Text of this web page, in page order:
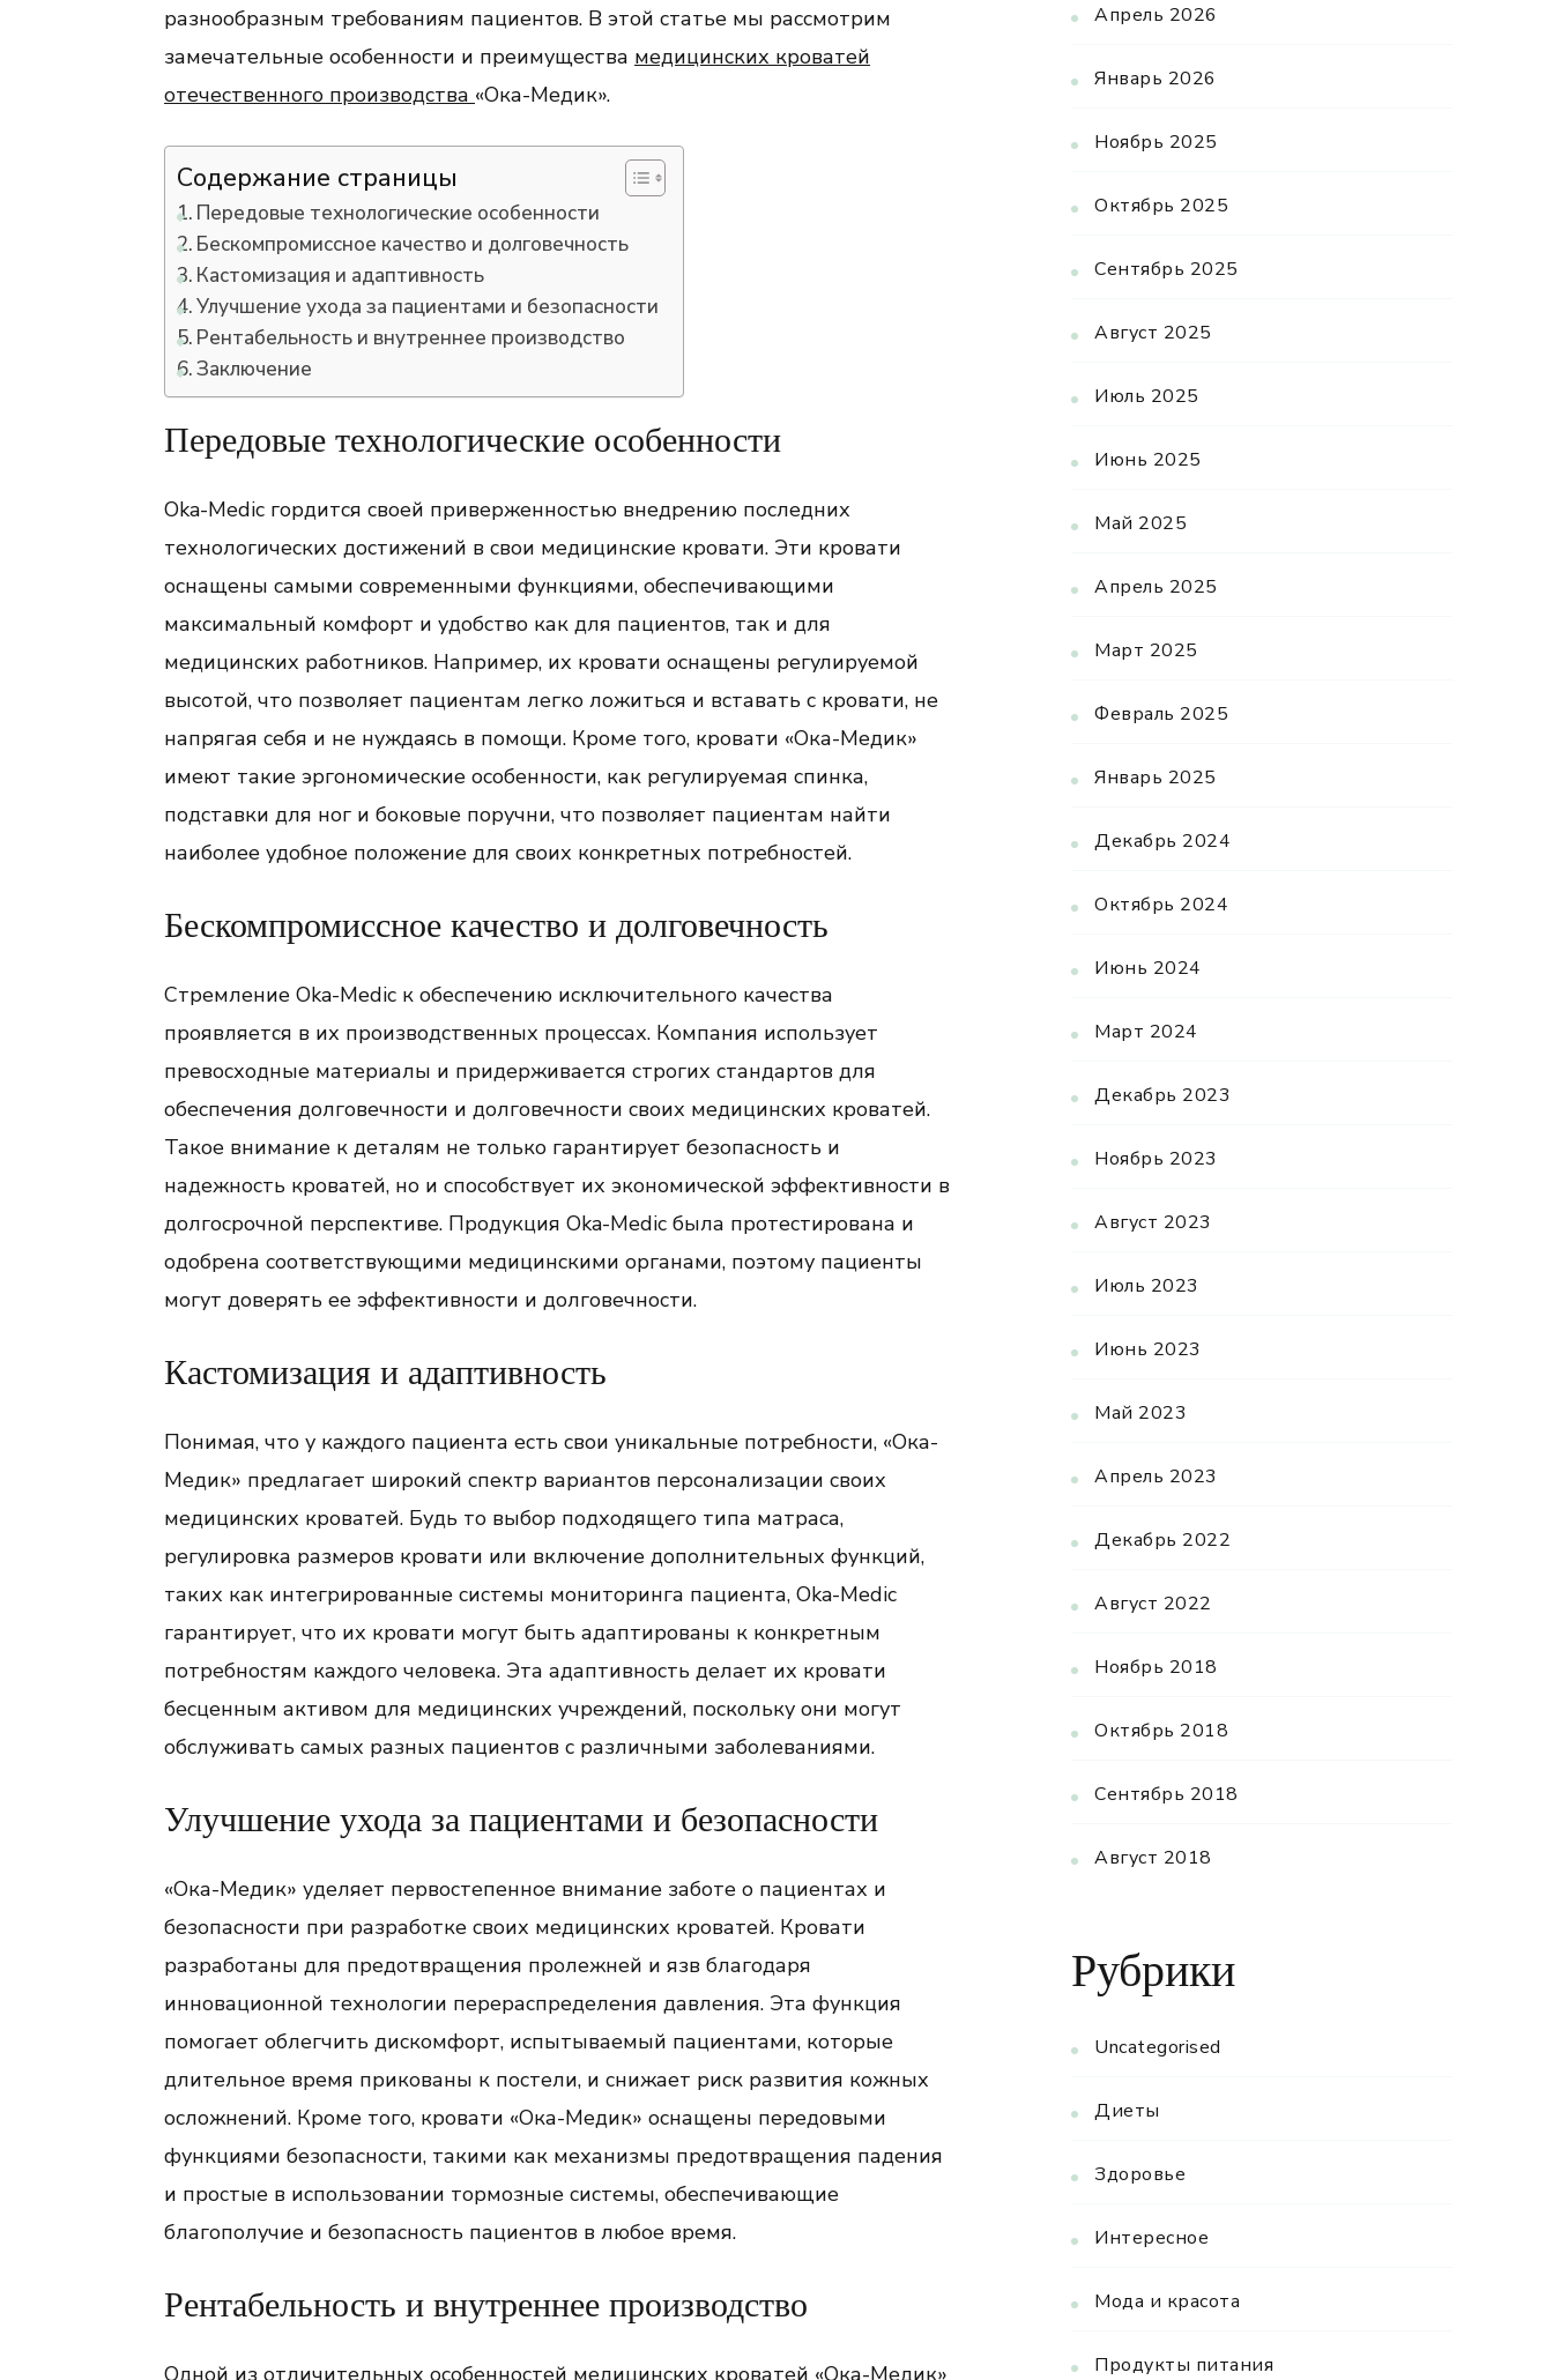
разнообразным требованиям пациентов. В этой статье мы рассмотрим
замечательные особенности и преимущества медицинских кроватей
отечественного производства «Ока-Медик».
Содержание страницы
Передовые технологические особенности
Бескомпромиссное качество и долговечность
Кастомизация и адаптивность
Улучшение ухода за пациентами и безопасности
Рентабельность и внутреннее производство
Заключение
Передовые технологические особенности
Oka-Medic гордится своей приверженностью внедрению последних
технологических достижений в свои медицинские кровати. Эти кровати
оснащены самыми современными функциями, обеспечивающими
максимальный комфорт и удобство как для пациентов, так и для
медицинских работников. Например, их кровати оснащены регулируемой
высотой, что позволяет пациентам легко ложиться и вставать с кровати, не
напрягая себя и не нуждаясь в помощи. Кроме того, кровати «Ока-Медик»
имеют такие эргономические особенности, как регулируемая спинка,
подставки для ног и боковые поручни, что позволяет пациентам найти
наиболее удобное положение для своих конкретных потребностей.
Бескомпромиссное качество и долговечность
Стремление Oka-Medic к обеспечению исключительного качества
проявляется в их производственных процессах. Компания использует
превосходные материалы и придерживается строгих стандартов для
обеспечения долговечности и долговечности своих медицинских кроватей.
Такое внимание к деталям не только гарантирует безопасность и
надежность кроватей, но и способствует их экономической эффективности в
долгосрочной перспективе. Продукция Oka-Medic была протестирована и
одобрена соответствующими медицинскими органами, поэтому пациенты
могут доверять ее эффективности и долговечности.
Кастомизация и адаптивность
Понимая, что у каждого пациента есть свои уникальные потребности, «Ока-
Медик» предлагает широкий спектр вариантов персонализации своих
медицинских кроватей. Будь то выбор подходящего типа матраса,
регулировка размеров кровати или включение дополнительных функций,
таких как интегрированные системы мониторинга пациента, Oka-Medic
гарантирует, что их кровати могут быть адаптированы к конкретным
потребностям каждого человека. Эта адаптивность делает их кровати
бесценным активом для медицинских учреждений, поскольку они могут
обслуживать самых разных пациентов с различными заболеваниями.
Улучшение ухода за пациентами и безопасности
«Ока-Медик» уделяет первостепенное внимание заботе о пациентах и
безопасности при разработке своих медицинских кроватей. Кровати
разработаны для предотвращения пролежней и язв благодаря
инновационной технологии перераспределения давления. Эта функция
помогает облегчить дискомфорт, испытываемый пациентами, которые
длительное время прикованы к постели, и снижает риск развития кожных
осложнений. Кроме того, кровати «Ока-Медик» оснащены передовыми
функциями безопасности, такими как механизмы предотвращения падения
и простые в использовании тормозные системы, обеспечивающие
благополучие и безопасность пациентов в любое время.
Рентабельность и внутреннее производство
Одной из отличительных особенностей медицинских кроватей «Ока-Медик»
Апрель 2026
Январь 2026
Ноябрь 2025
Октябрь 2025
Сентябрь 2025
Август 2025
Июль 2025
Июнь 2025
Май 2025
Апрель 2025
Март 2025
Февраль 2025
Январь 2025
Декабрь 2024
Октябрь 2024
Июнь 2024
Март 2024
Декабрь 2023
Ноябрь 2023
Август 2023
Июль 2023
Июнь 2023
Май 2023
Апрель 2023
Декабрь 2022
Август 2022
Ноябрь 2018
Октябрь 2018
Сентябрь 2018
Август 2018
Рубрики
Uncategorised
Диеты
Здоровье
Интересное
Мода и красота
Продукты питания